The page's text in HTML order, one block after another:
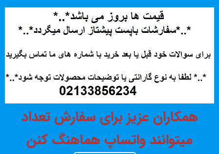
همکاران عزیز برای سفارش تعداد
میتوانند واتساپ هماهنگ کنن